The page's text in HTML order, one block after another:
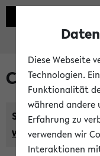
Courses
Semester:
WiSe 2026/2027
Diese Webseite
Technologien.
Funktionalität
während andere
Erfahrung zu
verwenden wir
Interaktionen